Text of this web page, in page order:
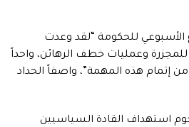
الأسبوعي للحكومة “لقد وعدت
وعمليات خطف الرهائن، واحداً
من إتمام هذه المهمة”، واصفاً الحداد
استهداف القادة السياسيين